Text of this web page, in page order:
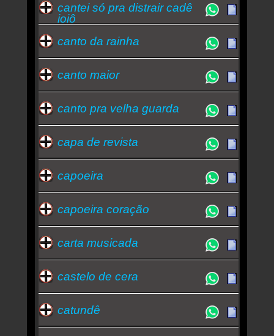
cantei só pra distrair cadê
ioiô
canto da rainha
canto maior
canto pra velha guarda
capa de revista
capoeira
capoeira coração
carta musicada
castelo de cera
catundê